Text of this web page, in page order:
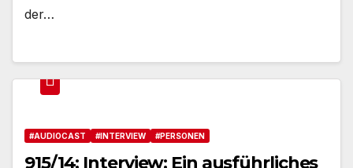
der…
#AUDIOCAST #INTERVIEW #PERSONEN
915/14: Interview: Ein ausführliches